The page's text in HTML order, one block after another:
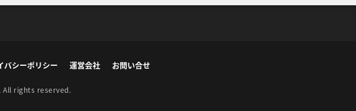
バシーポリシー 運営会社 お問い合せ
All rights reserved.